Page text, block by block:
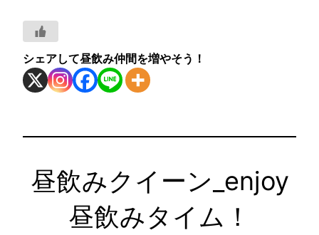
シェアして昼飲み仲間を増やそう！
昼飲みクイーン_enjoy
昼飲みタイム！